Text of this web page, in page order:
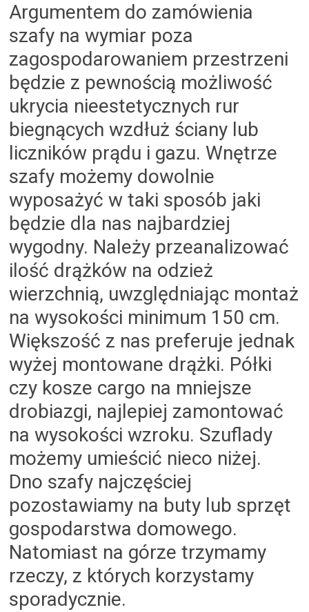
Argumentem do zamówienia
szafy na wymiar poza
zagospodarowaniem przestrzeni
będzie z pewnością możliwość
ukrycia nieestetycznych rur
biegnących wzdłuż ściany lub
liczników prądu i gazu. Wnętrze
szafy możemy dowolnie
wyposażyć w taki sposób jaki
będzie dla nas najbardziej
wygodny. Należy przeanalizować
ilość drążków na odzież
wierzchnią, uwzględniając montaż
na wysokości minimum 150 cm.
Większość z nas preferuje jednak
wyżej montowane drążki. Półki
czy kosze cargo na mniejsze
drobiazgi, najlepiej zamontować
na wysokości wzroku. Szuflady
możemy umieścić nieco niżej.
Dno szafy najczęściej
pozostawiamy na buty lub sprzęt
gospodarstwa domowego.
Natomiast na górze trzymamy
rzeczy, z których korzystamy
sporadycznie.